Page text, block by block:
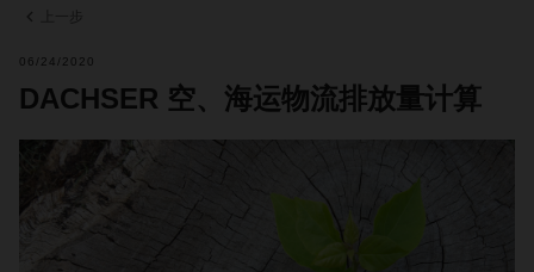
06/24/2020
DACHSER 空、海运物流排放量计算